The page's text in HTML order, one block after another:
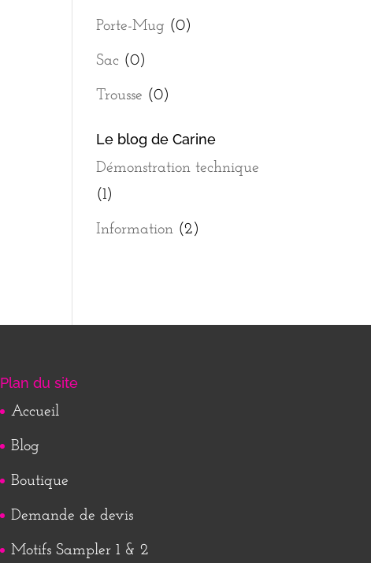
Porte-Mug (0)
Sac (0)
Trousse (0)
Le blog de Carine
Démonstration technique
(1)
Information(2)
Plan du site
Accueil
Blog
Boutique
Demande de devis
Motifs Sampler 1 & 2